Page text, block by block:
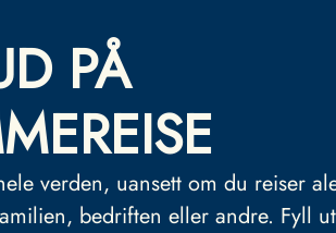
PÅ
verden, uansett om du reiser
bedriften eller andre. Fyll ut